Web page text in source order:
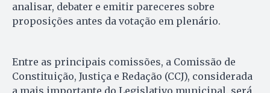
analisar, debater e emitir pareceres sobre
proposições antes da votação em plenário.
Entre as principais comissões, a Comissão de
Constituição, Justiça e Redação (CCJ), considerada